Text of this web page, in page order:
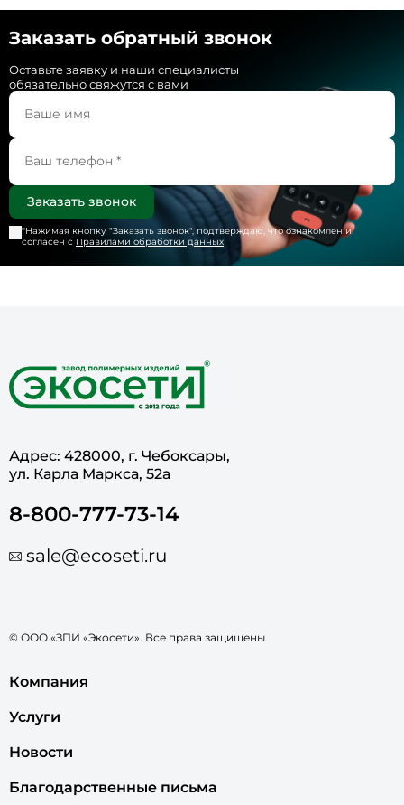
Заказать обратный звонок
Оставьте заявку и наши специалисты
обязательно свяжутся с вами
*Нажимая кнопку "Заказать звонок", подтверждаю, что ознакомлен и
согласен с Правилами обработки данных
Адрес: 428000, г. Чебоксары,
ул. Карла Маркса, 52а
8-800-777-73-14
sale@ecoseti.ru
© ООО «ЗПИ «Экосети». Все права защищены
Компания
Услуги
Новости
Благодарственные письма